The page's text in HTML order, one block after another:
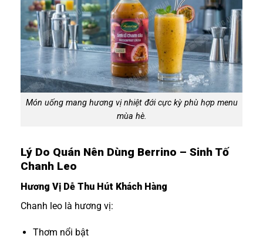
Món uống mang hương vị nhiệt đới cực kỳ phù hợp menu
mùa hè.
Lý Do Quán Nên Dùng Berrino – Sinh Tố
Chanh Leo
Hương Vị Dễ Thu Hút Khách Hàng
Chanh leo là hương vị:
Thơm nổi bật